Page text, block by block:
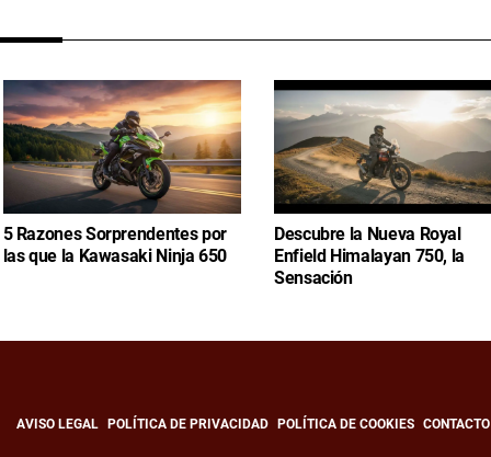
5 Razones Sorprendentes por
las que la Kawasaki Ninja 650
Descubre la Nueva Royal
Enfield Himalayan 750, la
Sensación
AVISO LEGAL POLÍTICA DE PRIVACIDAD POLÍTICA DE COOKIES CONTACTO